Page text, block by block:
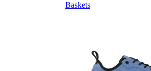
Baskets